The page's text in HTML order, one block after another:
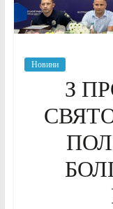
Новини
З